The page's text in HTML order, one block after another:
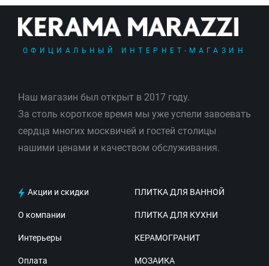
ОФИЦИАЛЬНЫЙ ИНТЕРНЕТ-МАГАЗИН
Наш магазин был открыт в 2017 году.
За столь короткое время мы уже успели завоевать
сердца многих москвичей и гостей столицы
нашими ценами и качеством обслуживания.
Акции и скидки
О компании
Интерьеры
Оплата
ПЛИТКА ДЛЯ ВАННОЙ
ПЛИТКА ДЛЯ КУХНИ
КЕРАМОГРАНИТ
МОЗАИКА